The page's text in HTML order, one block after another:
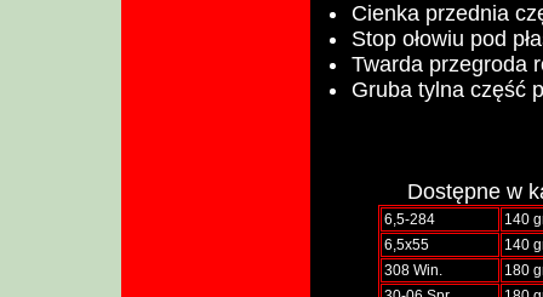
Cienka przednia
Stop ołowiu pod
Twarda przegroda
Gruba tylna część
Dostępne w
6,5-284
140
6,5x55
140
308 Win.
180